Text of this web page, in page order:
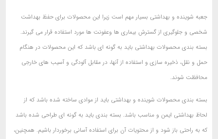
جعبه شوینده و بهداشتی بسیار مهم است زیرا این محصولات برای حفظ بهداشت
شخصی و جلوگیری از گسترش بیماری ها وعفونت ها مورد استفاده قرار می گیرند.
بسته بندی محصولات بهداشتی باید به گونه ای باشد که این محصولات در هنگام
حمل و نقل، ذخیره سازی و استفاده از آنها، در مقابل آلودگی و آسیب های خارجی
محافظت شوند.
بسته بندی محصولات شوینده و بهداشتی باید از موادی ساخته شده باشد که از
لحاظ بهداشتی ایمن و مناسب باشد. بسته بندی باید به گونه ای طراحی شده باشد
که به راحتی باز شود و از محتویات آن برای استفاده آسانی برخوردار باشیم. همچنین،